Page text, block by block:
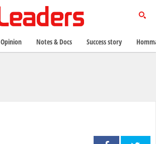
Opinion Notes & Docs Success story